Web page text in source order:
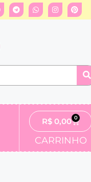
R$ 0,00 0
CARRINHO